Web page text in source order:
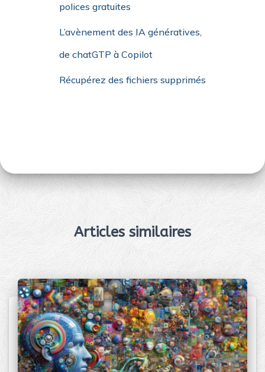
polices gratuites
L’avènement des IA génératives,
de chatGTP à Copilot
Récupérez des fichiers supprimés
Articles similaires